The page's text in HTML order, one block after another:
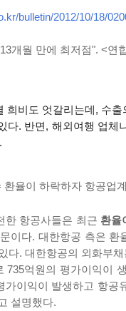
bulletin/2012/10/18/
개월 만에 최저점". <연
희비도 엇갈리 는데, 수출
다. 반면, 해외여행 업체
율이 하락하자 항공업
한 항공사들은 최근 환율
이다. 대한항공 측은 환
다. 대한항공의 외화부
735억원의 평가이익이
가이익이 발생하고 항공
설명했다.